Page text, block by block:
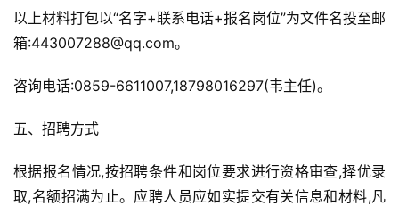
以上材料打包以“名字+联系电话+报名岗位”为文件名投至邮
箱:443007288@qq.com。
咨询电话:0859-6611007,18798016297(韦主任)。
五、招聘方式
根据报名情况,按招聘条件和岗位要求进行资格审查,择优录
取,名额招满为止。应聘人员应如实提交有关信息和材料,凡